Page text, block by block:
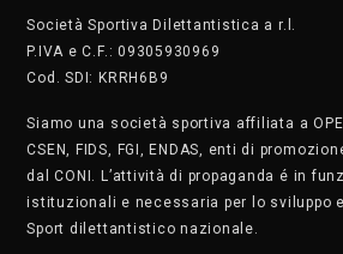
Società Sportiva Dilettantistica a r.l.
P.IVA e C.F.: 09305930969
Cod. SDI: KRRH6B9
Siamo una società sportiva affiliata a
CSEN, FIDS, FGI, ENDAS, enti di
dal CONI. L’attività di propaganda é in
istituzionali e necessaria per lo sviluppo
Sport dilettantistico nazionale.